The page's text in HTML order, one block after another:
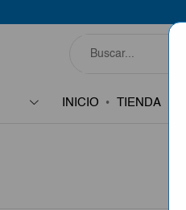
INICIO TIENDA